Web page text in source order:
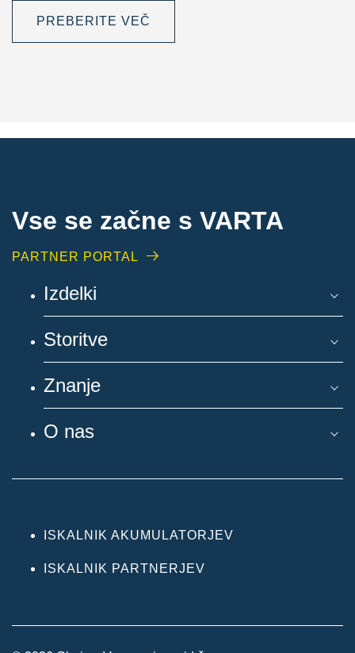
PREBERITE VEČ
Vse se začne s VARTA
PARTNER PORTAL
Izdelki
Storitve
Znanje
O nas
ISKALNIK AKUMULATORJEV
ISKALNIK PARTNERJEV